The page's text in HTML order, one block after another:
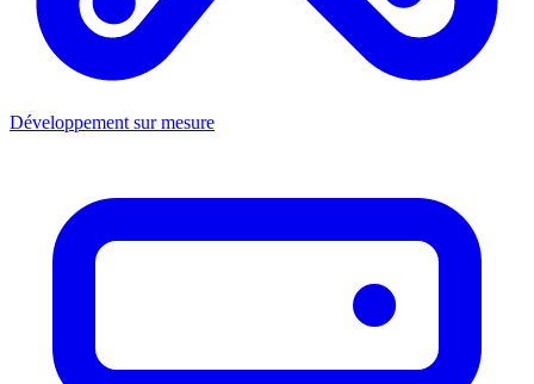
Développement sur mesure